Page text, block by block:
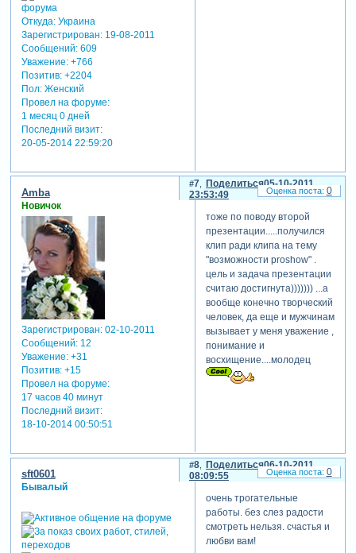
Откуда:Украина
Зарегистрирован: 19-08-2011
Сообщений:609
Уважение: +766
Позитив: +2204
Пол:Женский
Провел на форуме:
1 месяц 0 дней
Последний визит:
20-05-2014 22:59:20
Поделиться
7
05-10-2011
23:53:49
Amba
Новичок
Зарегистрирован: 02-10-2011
Сообщений:12
Уважение: +31
Позитив: +15
Провел на форуме:
17 часов 40 минут
Последний визит:
18-10-2014 00:50:51
тоже по поводу второй
презентации.....получился
клип ради клипа на тему
"возможности рroshow" .
цель и задача презентации
считаю достигнута))))))) ...а
вообще конечно творческий
человек, да еще и мужчинам
вызывает у меня уважение ,
понимание и
восхищение....молодец
0
Поделиться
8
06-10-2011
08:09:55
sft0601
Бывалый
очень трогательные
работы. без слез радости
смотреть нельзя. счастья и
любви вам!
0